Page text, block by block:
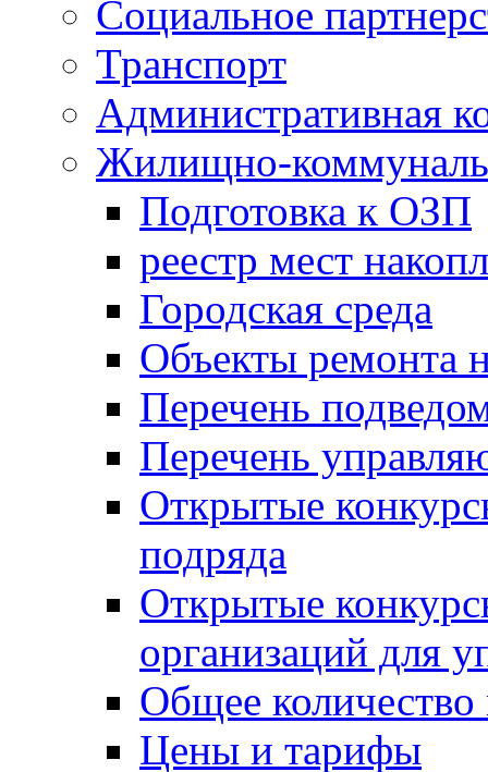
Социальное
Транспорт
Административная
Жилищно-
Подготовка к ОЗП
реестр мест
Городская среда
Объекты ремонта
Перечень
Перечень
Открытые
подряда
Открытые
организаций для
Общее
Цены и тарифы